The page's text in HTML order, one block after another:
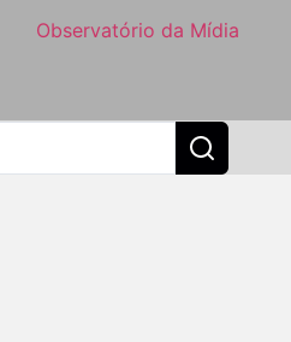
Observatório da Mídia